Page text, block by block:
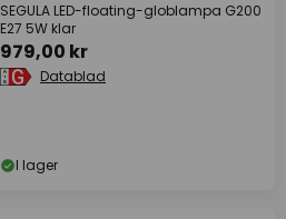
SEGULA LED-floating-globlampa G200
E27 5W klar
979,00 kr
Datablad
I lager